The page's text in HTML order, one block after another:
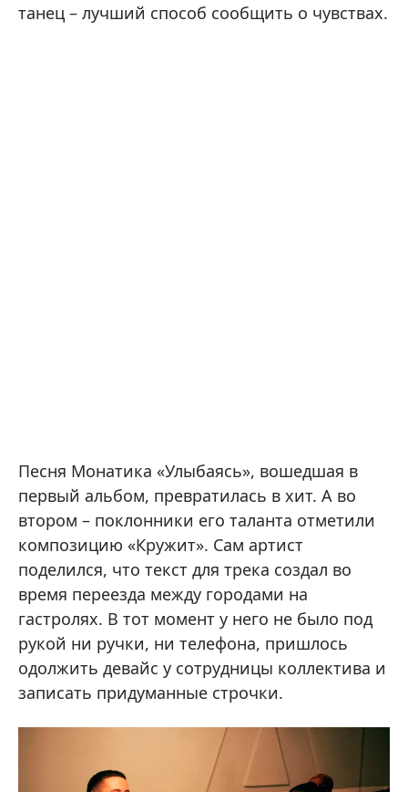
танец – лучший способ сообщить о чувствах.
Песня Монатика «Улыбаясь», вошедшая в
первый альбом, превратилась в хит. А во
втором – поклонники его таланта отметили
композицию «Кружит». Сам артист
поделился, что текст для трека создал во
время переезда между городами на
гастролях. В тот момент у него не было под
рукой ни ручки, ни телефона, пришлось
одолжить девайс у сотрудницы коллектива и
записать придуманные строчки.